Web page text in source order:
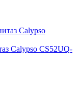
Calypso CS52UQ-